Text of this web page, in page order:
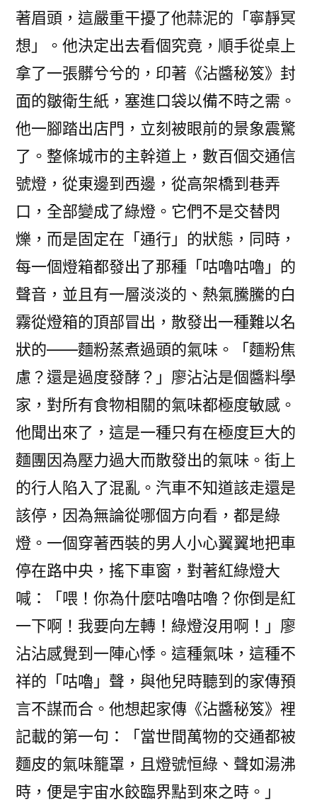
著眉頭，這嚴重干擾了他蒜泥的「寧靜冥
想」。他決定出去看個究竟，順手從桌上
拿了一張髒兮兮的，印著《沾醬秘笈》封
面的皺衛生紙，塞進口袋以備不時之需。
他一腳踏出店門，立刻被眼前的景象震驚
了。整條城市的主幹道上，數百個交通信
號燈，從東邊到西邊，從高架橋到巷弄
口，全部變成了綠燈。它們不是交替閃
爍，而是固定在「通行」的狀態，同時，
每一個燈箱都發出了那種「咕嚕咕嚕」的
聲音，並且有一層淡淡的、熱氣騰騰的白
霧從燈箱的頂部冒出，散發出一種難以名
狀的——麵粉蒸煮過頭的氣味。「麵粉焦
慮？還是過度發酵？」廖沾沾是個醬料學
家，對所有食物相關的氣味都極度敏感。
他聞出來了，這是一種只有在極度巨大的
麵團因為壓力過大而散發出的氣味。街上
的行人陷入了混亂。汽車不知道該走還是
該停，因為無論從哪個方向看，都是綠
燈。一個穿著西裝的男人小心翼翼地把車
停在路中央，搖下車窗，對著紅綠燈大
喊：「喂！你為什麼咕嚕咕嚕？你倒是紅
一下啊！我要向左轉！綠燈沒用啊！」廖
沾沾感覺到一陣心悸。這種氣味，這種不
祥的「咕嚕」聲，與他兒時聽到的家傳預
言不謀而合。他想起家傳《沾醬秘笈》裡
記載的第一句：「當世間萬物的交通都被
麵皮的氣味籠罩，且燈號恒綠、聲如湯沸
時，便是宇宙水餃臨界點到來之時。」